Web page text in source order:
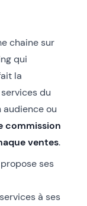
chaine sur
qui
la
du
ou
commission
ventes.
ses
à ses